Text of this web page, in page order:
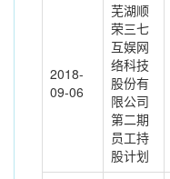
2018-
09-06
芜湖顺
荣三七
互娱网
络科技
股份有
限公司
第二期
员工持
股计划